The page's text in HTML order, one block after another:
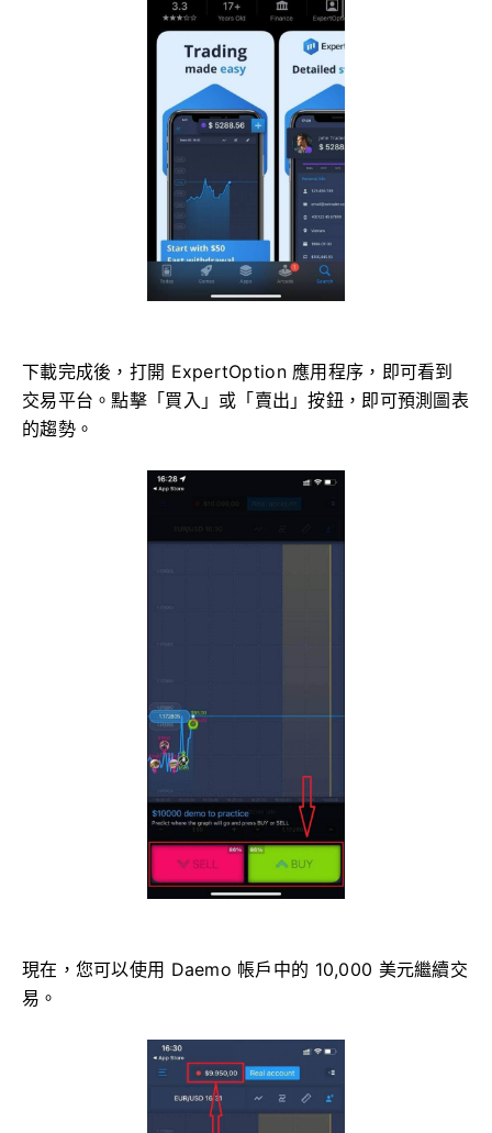
下載完成後，打開 ExpertOption 應用程序，即可看到
交易平台。點擊「買入」或「賣出」按鈕，即可預測圖表
的趨勢。
現在，您可以使用 Daemo 帳戶中的 10,000 美元繼續交
易。